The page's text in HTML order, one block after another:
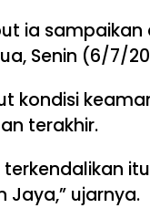
ia
Senin (6/7/
kondisi
terakhir.
terkendalikan
Jaya,” ujarnya.